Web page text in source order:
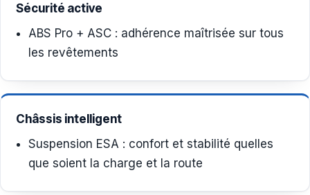
Sécurité active
ABS Pro + ASC : adhérence maîtrisée sur tous
les revêtements
Châssis intelligent
Suspension ESA : confort et stabilité quelles
que soient la charge et la route